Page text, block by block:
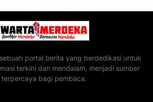
portal berita yang berdedikasi untuk
terkini dan mendalam, menjadi sumber
terpercaya bagi pembaca.